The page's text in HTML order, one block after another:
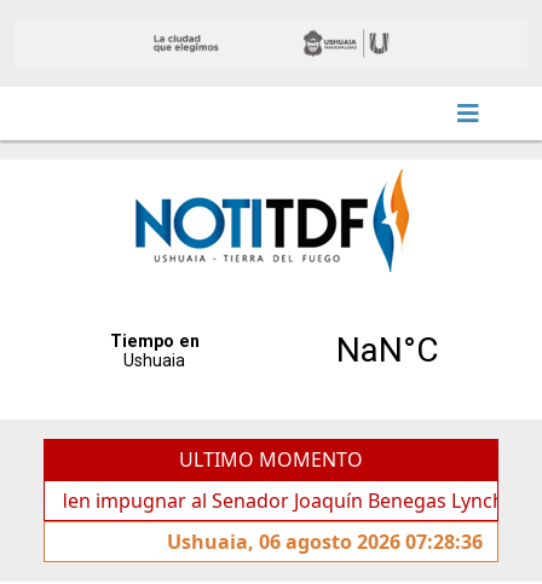
ULTIMO MOMENTO
impugnar al Senador Joaquín Benegas Lynch por
Ushuaia, 06 agosto 2026 07:28:36